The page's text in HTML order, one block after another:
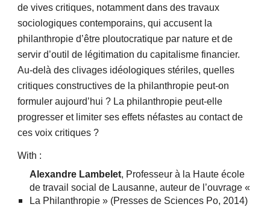
de vives critiques, notamment dans des travaux
sociologiques contemporains, qui accusent la
philanthropie d’être ploutocratique par nature et de
servir d’outil de légitimation du capitalisme financier.
Au-delà des clivages idéologiques stériles, quelles
critiques constructives de la philanthropie peut-on
formuler aujourd’hui ? La philanthropie peut-elle
progresser et limiter ses effets néfastes au contact de
ces voix critiques ?
With :
Alexandre Lambelet, Professeur à la Haute école
de travail social de Lausanne, auteur de l’ouvrage «
La Philanthropie » (Presses de Sciences Po, 2014)